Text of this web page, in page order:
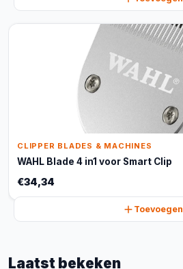
CLIPPER BLADES & MACHINES
WAHL Blade 4 in1 voor Smart Clip
€34,34
Toevoegen
Laatst bekeken